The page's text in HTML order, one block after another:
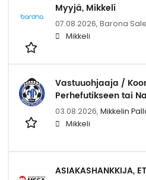
Myyjä, Mikkeli
07.08.2026, Barona
Mikkeli
Vastuuohjaaja /
Perhefutikseen tai
03.08.2026, Mikkelin
Mikkeli
ASIAKASHANKKIJA,